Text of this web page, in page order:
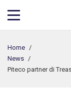
Home /
News /
Piteco partner di